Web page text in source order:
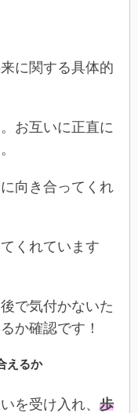
に関する具体的
お互いに正直に
向き合ってくれ
くれています
で気付かないた
か確認です！
えるか
を受け入れ、 歩